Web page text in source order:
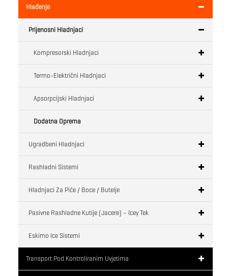
Hlađenje
Prijenosni Hladnjaci
Kompresorski Hladnjaci
Termo-Električni Hladnjaci
Apsorpcijski Hladnjaci
Dodatna Oprema
Ugradbeni Hladnjaci
Rashladni Sistemi
Hladnjaci Za Piće / Boce / Butelje
Pasivne Rashladne Kutije (jacere) – Icey Tek
Eskimo Ice Sistemi
Transport Pod Kontroliranim Uvjetima